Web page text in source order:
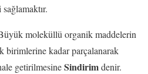
moleküllü organik maddelerin
birimlerine kadar parçalanarak
getirilmesineSindirimdenir.